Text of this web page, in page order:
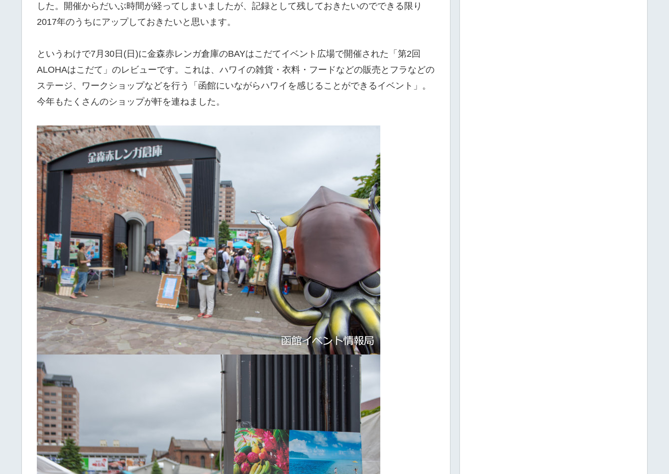
した。開催からだいぶ時間が経ってしまいましたが、記録として残しておきたいのでできる限り
2017年のうちにアップしておきたいと思います。
というわけで7月30日(日)に金森赤レンガ倉庫のBAYはこだてイベント広場で開催された「第2回
ALOHAはこだて」のレビューです。これは、ハワイの雑貨・衣料・フードなどの販売とフラなどの
ステージ、ワークショップなどを行う「函館にいながらハワイを感じることができるイベント」。
今年もたくさんのショップが軒を連ねました。